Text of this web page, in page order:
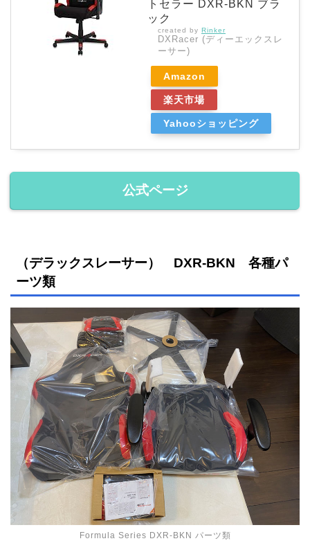
トセラー DXR-BKN ブラ
ック
created by Rinker
DXRacer (ディーエックスレ
ーサー)
Amazon
楽天市場
Yahooショッピング
公式ページ
（デラックスレーサー） DXR-BKN 各種パ
ーツ類
Formula Series DXR-BKN パーツ類